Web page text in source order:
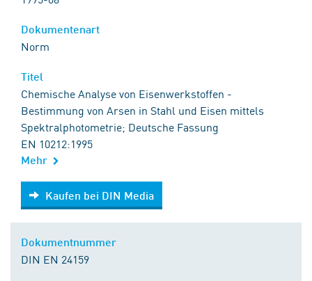
Norm
Chemische Analyse von Eisenwerkstoffen -
Bestimmung von Arsen in Stahl und Eisen mittels
Spektralphotometrie; Deutsche Fassung
EN 10212:1995
Mehr
Kaufen bei DIN Media
Kaufen bei DIN Media
DIN EN 24159